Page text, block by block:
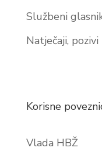
Službeni
Natječaji, pozivi
Korisne
Vlada HBŽ